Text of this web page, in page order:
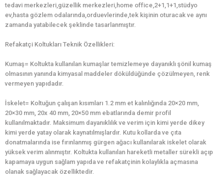
tedavi merkezleri,güzellik merkezleri,home office,2+1,1+1,stüdyo
ev,hasta gözlem odalarında,orduevlerinde,tek kişinin oturacak ve aynı
zamanda yatabilecek şeklinde tasarlanmıştır.
Refakatçi Koltukları Teknik Özellikleri:
Kumaş= Koltukta kullanılan kumaşlar temizlemeye dayanıklı şönil kumaş
olmasının yanında kimyasal maddeler döküldüğünde çözülmeyen, renk
vermeyen yapıdadır.
İskelet= Koltuğun çalışan kısımları 1.2 mm et kalınlığında 20×20 mm,
20×30 mm, 20x 40 mm, 20×50 mm ebatlarında demir profil
kullanılmaktadır. Maksimum dayanıklılık ve verim için kimi yerde dikey
kimi yerde yatay olarak kaynatılmışlardır. Kutu kollarda ve çıta
donatmalarında ise fırınlanmış gürgen ağacı kullanılarak iskelet olarak
yüksek verim alınmıştır. Koltukta kullanılan hareketli metaller sürekli açıp
kapamaya uygun sağlam yapıda ve refakatçinin kolaylıkla açmasına
olanak sağlayacak özelliktedir.